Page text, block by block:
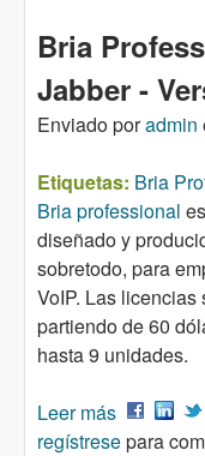
Bria
Jabber -
Enviado poradmin
Etiquetas: Bria
Bria professional
diseñado y
sobretodo, para
VoIP. Las
partiendo de 60
hasta 9 unidades.
Leer más sobre
Version
regístresepara